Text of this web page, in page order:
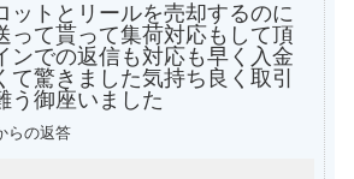
トとリールを売却するのに
って貰って集荷対応もして頂
ンでの返信も対応も早く入金
て驚きました気持ち良く取引
う御座いました
らの返答